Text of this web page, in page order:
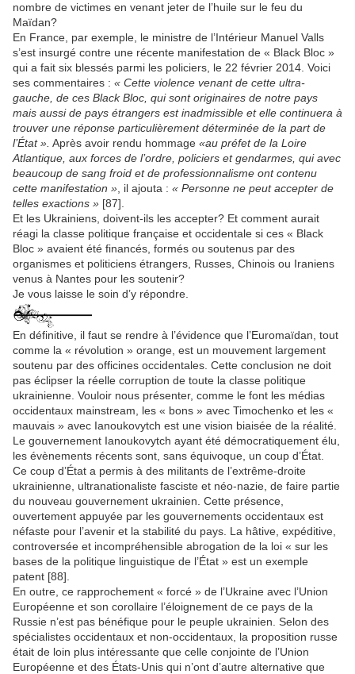
nombre de victimes en venant jeter de l’huile sur le feu du
Maïdan?
En France, par exemple, le ministre de l’Intérieur Manuel Valls
s’est insurgé contre une récente manifestation de « Black Bloc »
qui a fait six blessés parmi les policiers, le 22 février 2014. Voici
ses commentaires : « Cette violence venant de cette ultra-
gauche, de ces Black Bloc, qui sont originaires de notre pays
mais aussi de pays étrangers est inadmissible et elle continuera à
trouver une réponse particulièrement déterminée de la part de
l’État ». Après avoir rendu hommage «au préfet de la Loire
Atlantique, aux forces de l’ordre, policiers et gendarmes, qui avec
beaucoup de sang froid et de professionnalisme ont contenu
cette manifestation », il ajouta : « Personne ne peut accepter de
telles exactions » [87].
Et les Ukrainiens, doivent-ils les accepter? Et comment aurait
réagi la classe politique française et occidentale si ces « Black
Bloc » avaient été financés, formés ou soutenus par des
organismes et politiciens étrangers, Russes, Chinois ou Iraniens
venus à Nantes pour les soutenir?
Je vous laisse le soin d’y répondre.
En définitive, il faut se rendre à l’évidence que l’Euromaïdan, tout
comme la « révolution » orange, est un mouvement largement
soutenu par des officines occidentales. Cette conclusion ne doit
pas éclipser la réelle corruption de toute la classe politique
ukrainienne. Vouloir nous présenter, comme le font les médias
occidentaux mainstream, les « bons » avec Timochenko et les «
mauvais » avec Ianoukovytch est une vision biaisée de la réalité.
Le gouvernement Ianoukovytch ayant été démocratiquement élu,
les évènements récents sont, sans équivoque, un coup d’État.
Ce coup d’État a permis à des militants de l’extrême-droite
ukrainienne, ultranationaliste fasciste et néo-nazie, de faire partie
du nouveau gouvernement ukrainien. Cette présence,
ouvertement appuyée par les gouvernements occidentaux est
néfaste pour l’avenir et la stabilité du pays. La hâtive, expéditive,
controversée et incompréhensible abrogation de la loi « sur les
bases de la politique linguistique de l’État » est un exemple
patent [88].
En outre, ce rapprochement « forcé » de l’Ukraine avec l’Union
Européenne et son corollaire l’éloignement de ce pays de la
Russie n’est pas bénéfique pour le peuple ukrainien. Selon des
spécialistes occidentaux et non-occidentaux, la proposition russe
était de loin plus intéressante que celle conjointe de l’Union
Européenne et des États-Unis qui n’ont d’autre alternative que